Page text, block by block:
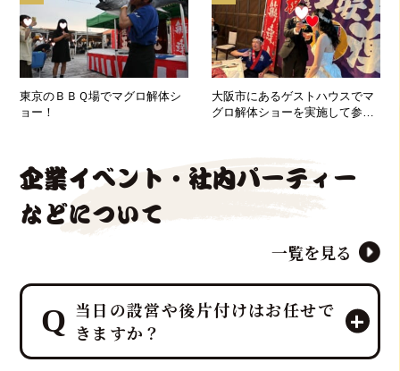
東京のＢＢＱ場でマグロ解体シ
ョー！
大阪市にあるゲストハウスでマ
グロ解体ショーを実施して参り
企業イベント・社内パーティー
などについて
一覧を見る
当日の設営や後片付けはお任せで
きますか？